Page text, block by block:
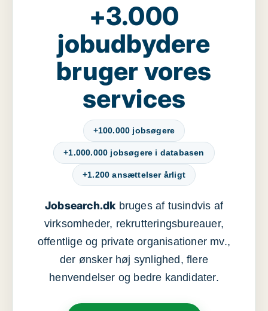
+3.000
jobudbydere
bruger vores
services
+100.000 jobsøgere
+1.000.000 jobsøgere i databasen
+1.200 ansættelser årligt
Jobsearch.dkbruges af tusindvis af
virksomheder, rekrutteringsbureauer,
offentlige og private organisationer mv.,
der ønsker høj synlighed, flere
henvendelser og bedre kandidater.